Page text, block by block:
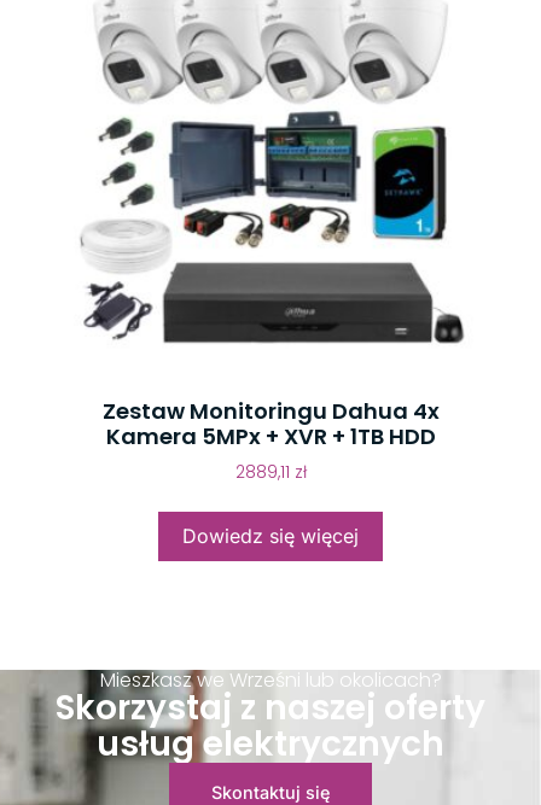
Zestaw Monitoringu Dahua 4x
Kamera 5MPx + XVR + 1TB HDD
2889,11 zł
Dowiedz się więcej
Mieszkasz we Wrześni lub okolicach?
Skorzystaj z naszej oferty
usług elektrycznych
Skontaktuj się